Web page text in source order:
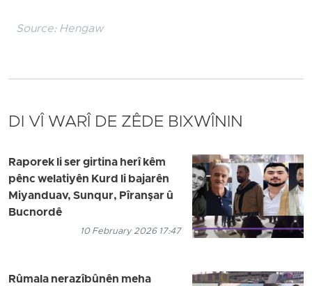
Source: Hengaw
DI VÎ WARÎ DE ZÊDE BIXWÎNIN
Raporek li ser girtina herî kêm
pênc welatiyên Kurd li bajarên
Miyanduav, Sunqur, Pîranşar û
Bucnordê
10 February 2026 17:47
Rûmala nerazîbûnên meha